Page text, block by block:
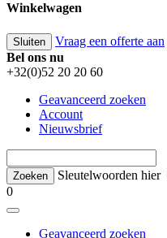
Winkelwagen
Sluiten Vraag een offerte aan
Bel ons nu
+32(0)52 20 20 60
Geavanceerd zoeken
Account
Nieuwsbrief
Sleutelwoorden hier
0
Geavanceerd zoeken